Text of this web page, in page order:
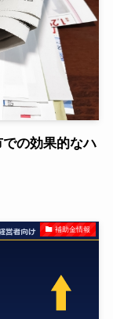
の効果的なハ
補助金情報